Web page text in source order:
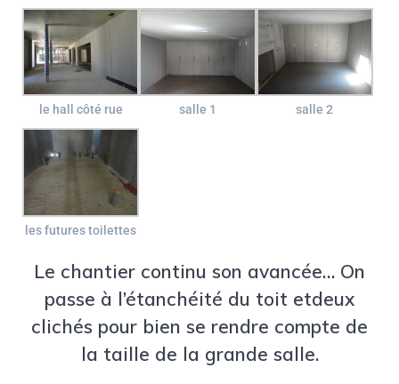
le hall côté rue salle 1 salle 2
les futures toilettes
Le chantier continu son avancée… On
passe à l’étanchéité du toit etdeux
clichés pour bien se rendre compte de
la taille de la grande salle.